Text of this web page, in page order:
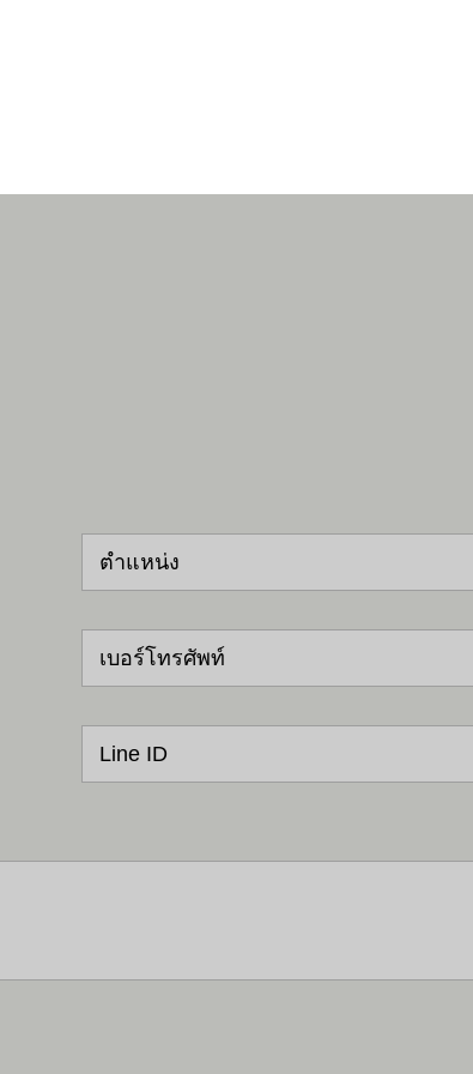
ตำแหน่ง
เบอร์โทรศัพท์
Line ID